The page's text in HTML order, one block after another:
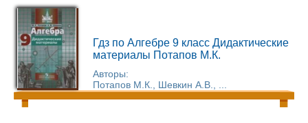
Гдз по Алгебре 9 класс Дидактические
материалы Потапов М.К.
Авторы:
Потапов М.К., Шевкин А.В., ...